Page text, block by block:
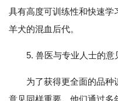
具有高度可训练性和快速学
羊犬的混血后代。
5. 兽医与专业人士的意
为了获得更全面的品种
意见同样重要。他们通过多